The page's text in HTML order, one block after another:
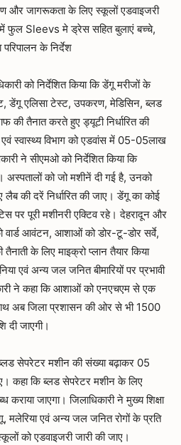
और जागरूकता के लिए स्कूलों एडवाइजरी
फुल Sleevs मे ड्रेस सहित बुलाएं बच्चे,
के निर्देश
को निर्देशित किया कि डेंगू मरीजों के
डेंगू एलिसा टेस्ट, उपकरण, मेडिसिन, ब्लड
तैनात करते हुए ड्यूटी निर्धारित की
स्वास्थ्य विभाग को एडवांस में 05-05लाख
ने सीएमओ को निर्देशित किया कि
को जो मशीनें दी गई है, उनको
की दरें निर्धारित की जाए। डेंगू का कोई
पर पूरी मशीनरी एक्टिव रहे। देहरादून और
आवंटन, आशाओं को डोर-टू-डोर सर्वे,
तैनाती के लिए माइक्रो प्लान तैयार किया
एवं अन्य जल जनित बीमारियों पर प्रभावी
ने कहा कि आशाओं को एनएचएम से एक
अब जिला प्रशासन की ओर से भी 1500
दी जाएगी।
सेपरेटर मशीन की संख्या बढ़ाकर 05
कहा कि ब्लड सेपरेटर मशीन के लिए
जाएगा। जिलाधिकारी ने मुख्य शिक्षा
मलेरिया एवं अन्य जल जनित रोगों के प्रति
को एडवाइजरी जारी की जाए।